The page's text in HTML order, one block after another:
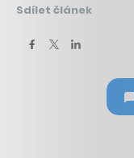
Sdílet článek